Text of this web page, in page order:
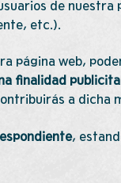
de
etc.).
página web,
finalidad
a dicha
,